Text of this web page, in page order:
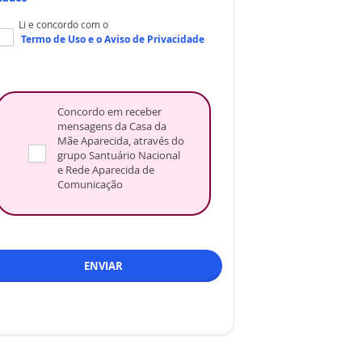
Li e concordo com o
Termo de Usoe oAviso de Privacidade
Concordo em receber
mensagens da Casa da
Mãe Aparecida, através do
grupo Santuário Nacional
e Rede Aparecida de
Comunicação
ENVIAR